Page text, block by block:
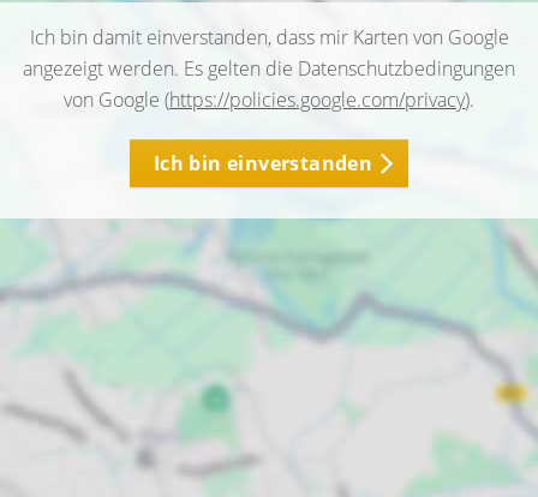
Ich bin damit einverstanden, dass mir Karten von Google
angezeigt werden. Es gelten die Datenschutzbedingungen
von Google (https://policies.google.com/privacy).
Ich bin einverstanden